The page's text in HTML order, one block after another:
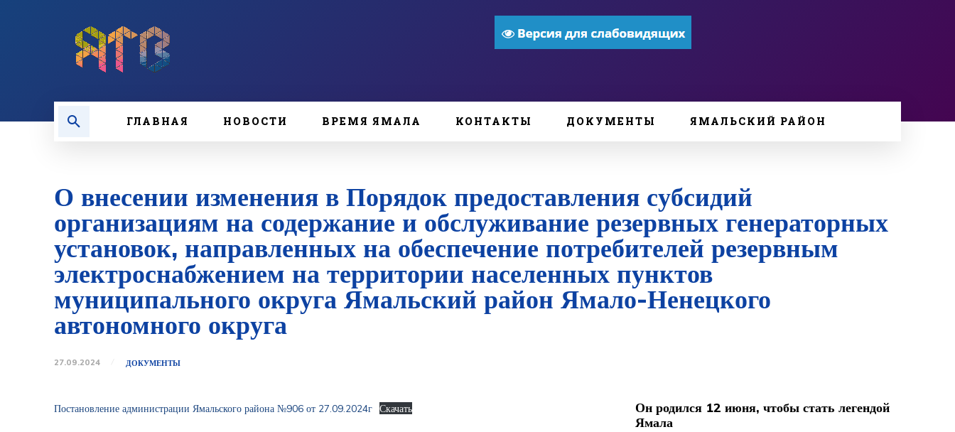
ГЛАВНАЯ НОВОСТИ ВРЕМЯ ЯМАЛА КОНТАКТЫ ДОКУМЕНТЫ ЯМАЛЬСКИЙ РАЙОН
О внесении изменения в Порядок предоставления субсидий
организациям на содержание и обслуживание резервных генераторных
установок, направленных на обеспечение потребителей резервным
электроснабжением на территории населенных пунктов
муниципального округа Ямальский район Ямало-Ненецкого
автономного округа
27.09.2024 ДОКУМЕНТЫ
Постановление администрации Ямальского района №906 от 27.09.2024г Скачать
Он родился 12 июня, чтобы стать легендой
Ямала